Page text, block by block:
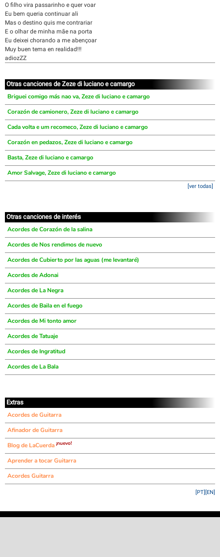
O filho vira passarinho e quer voar
Eu bem queria continuar ali
Mas o destino quis me contrariar
E o olhar de minha mãe na porta
Eu deixei chorando a me abençoar
Muy buen tema en realidad!!!
adiozZZ
Otras canciones de Zeze di luciano e camargo
Briguei comigo más nao va, Zeze di luciano e camargo
Corazón de camionero, Zeze di luciano e camargo
Cada volta e um recomeco, Zeze di luciano e camargo
Corazón en pedazos, Zeze di luciano e camargo
Basta, Zeze di luciano e camargo
Amor Salvage, Zeze di luciano e camargo
[ver todas]
Otras canciones de interés
Acordes de Corazón de la salina
Acordes de Nos rendimos de nuevo
Acordes de Cubierto por las aguas (me levantaré)
Acordes de Adonai
Acordes de La Negra
Acordes de Baila en el fuego
Acordes de Mi tonto amor
Acordes de Tatuaje
Acordes de Ingratitud
Acordes de La Bala
Extras
Acordes de Guitarra
Afinador de Guitarra
Blog de LaCuerda ¡nuevo!
Aprender a tocar Guitarra
Acordes Guitarra
[EN]
[PT]